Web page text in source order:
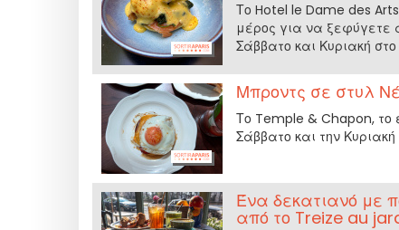
Το Hotel le Dame des Arts
μέρος για να
Σάββατο και Κυριακή
Μπροντς σε στυλ
Το Temple & Chapon, το
Σάββατο και την
Ένα δεκατιανό με
από το Treize au